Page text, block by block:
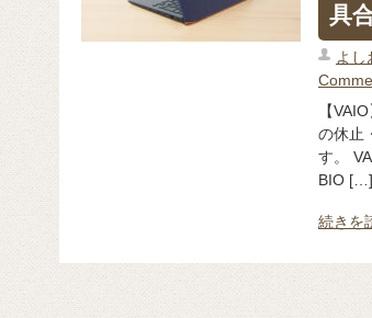
具
よし
【
の休止
す。
BIO […]
続きを